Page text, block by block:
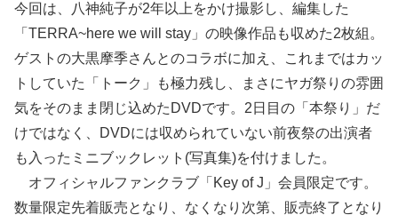
今回は、八神純子が2年以上をかけ撮影し、編集した
「TERRA~here we will stay」の映像作品も収めた2枚組。
ゲストの大黒摩季さんとのコラボに加え、これまではカッ
トしていた「トーク」も極力残し、まさにヤガ祭りの雰囲
気をそのまま閉じ込めたDVDです。2日目の「本祭り」だ
けではなく、DVDには収められていない前夜祭の出演者
も入ったミニブックレット(写真集)を付けました。
オフィシャルファンクラブ「Key of J」会員限定です。
数量限定先着販売となり、なくなり次第、販売終了となり